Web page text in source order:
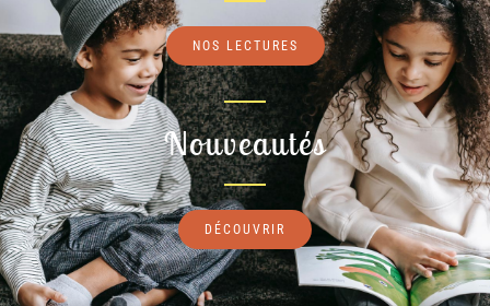
NOS LECTURES
Nouveautés
DÉCOUVRIR